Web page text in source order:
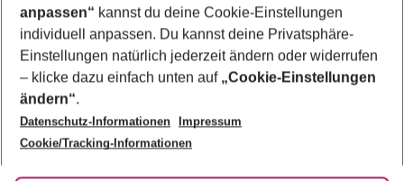
Footer
Footer navigation
Über uns
AGB
Bestpreisgarantie
Cookie-Einstellungen ändern
Cookie-Richtlinie
Agenturbetreuung
Barrierefreies Reisen
Folge uns
anpassen“ kannst du deine Cookie-Einstellungen
individuell anpassen. Du kannst deine Privatsphäre-
Einstellungen natürlich jederzeit ändern oder widerrufen
– klicke dazu einfach unten auf „Cookie-Einstellungen
ändern“.
Datenschutz-Informationen
Impressum
Cookie/Tracking-Informationen